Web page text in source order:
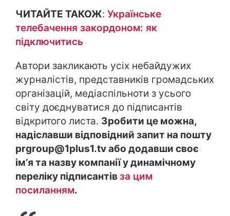
ЧИТАЙТЕ ТАКОЖ: Українське
телебачення закордоном: як
підключитись
Автори закликають усіх небайдужих
журналістів, представників громадських
організацій, медіаспільноти з усього
світу доєднуватися до підписантів
відкритого листа. Зробити це можна,
надіславши відповідний запит на пошту
prgroup@1plus1.tv або додавши своє
імʼя та назву компанії у динамічному
переліку підписантівза цим
посиланням.